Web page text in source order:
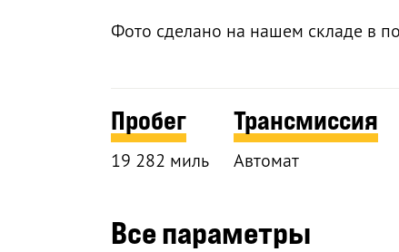
Фото сделано на нашем складе в
Пробег
19 282 миль
Трансмиссия
Автомат
Все параметры